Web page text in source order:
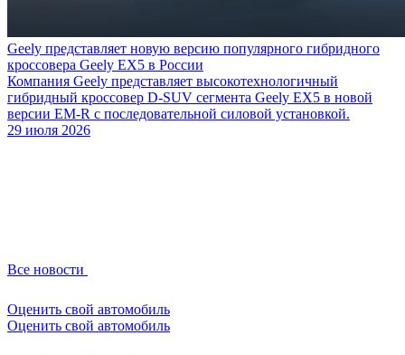
Geely представляет новую версию популярного гибридного
кроссовера Geely EX5 в России
Компания Geely представляет высокотехнологичный
гибридный кроссовер D-SUV сегмента Geely EX5 в новой
версии EM-R с последовательной силовой установкой.
29 июля 2026
Все новости
Оценить свой автомобиль
Оценить свой автомобиль